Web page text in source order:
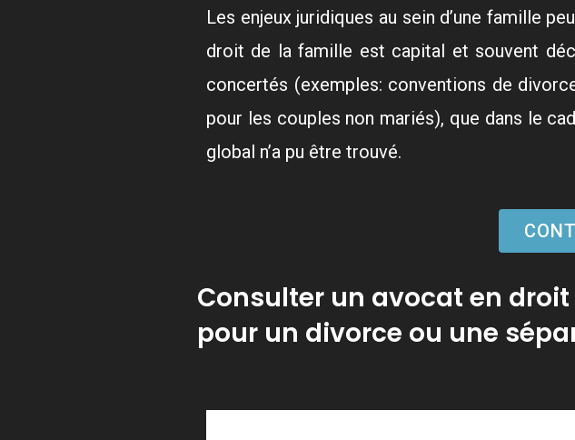
Les enjeux juridiques au sein d’une famille
droit de la famille est capital et souvent
concertés (exemples: conventions de
pour les couples non mariés), que dans le
global n’a pu être trouvé.
Consulter un avocat en
pour un divorce ou une